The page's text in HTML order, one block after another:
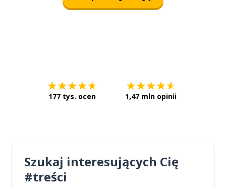
177 tys. ocen 1,47 mln opinii
Szukaj interesujących Cię
#treści